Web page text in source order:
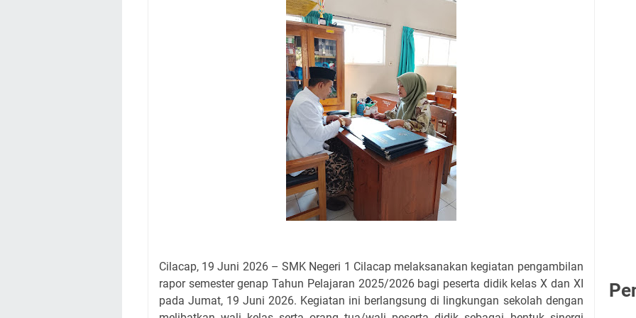
Cilacap, 19 Juni 2026 – SMK Negeri 1 Cilacap melaksanakan kegiatan pengambilan
rapor semester genap Tahun Pelajaran 2025/2026 bagi peserta didik kelas X dan XI
pada Jumat, 19 Juni 2026. Kegiatan ini berlangsung di lingkungan sekolah dengan